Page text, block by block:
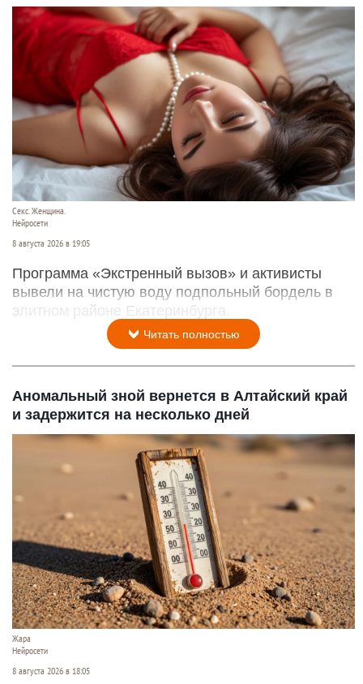
Секс. Женщина.
Нейросети
8 августа 2026 в 19:05
Программа «Экстренный вызов» и активисты
вывели на чистую воду подпольный бордель в
элитном районе Екатеринбурга.
Читать полностью
Аномальный зной вернется в Алтайский край
и задержится на несколько дней
Жара
Нейросети
8 августа 2026 в 18:05